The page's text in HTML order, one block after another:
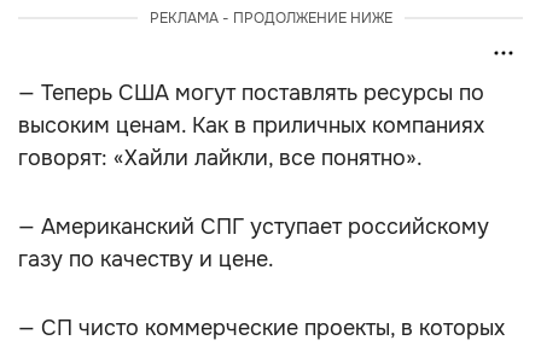
РЕКЛАМА - ПРОДОЛЖЕНИЕ НИЖЕ
— Теперь США могут поставлять ресурсы по
высоким ценам. Как в приличных компаниях
говорят: «Хайли лайкли, все понятно».
— Американский СПГ уступает российскому
газу по качеству и цене.
— СП чисто коммерческие проекты, в которых